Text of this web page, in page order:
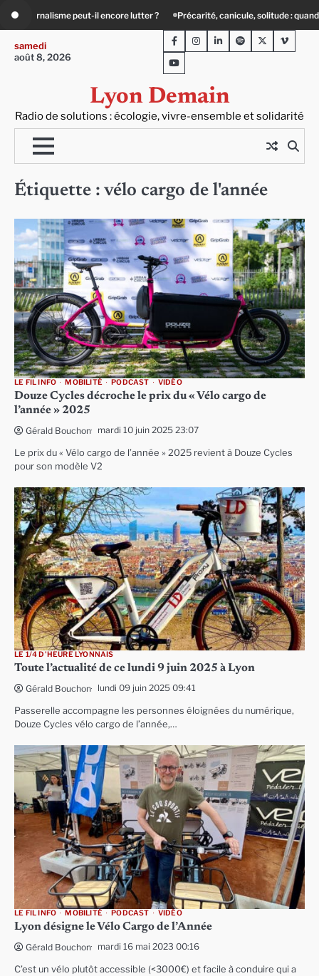
content
lutter ? Précarité, canicule, solitude : quand le lien social devient essentiel
samedi
août 8, 2026
Lyon Demain
Radio de solutions : écologie, vivre-ensemble et solidarité
FacebookInstagram
LinkedInSpotifyTwitterViméo
Youtube
Étiquette : vélo cargo de l'année
LE FIL INFO MOBILITÉ PODCAST VIDÉO
Douze Cycles décroche le prix du « Vélo cargo de
l’année » 2025
Gérald Bouchon mardi 10 juin 2025 23:07
Le prix du « Vélo cargo de l’année » 2025 revient à Douze Cycles
pour son modèle V2
LE 1/4 D'HEURE LYONNAIS
Toute l’actualité de ce lundi 9 juin 2025 à Lyon
Gérald Bouchon lundi 09 juin 2025 09:41
Passerelle accompagne les personnes éloignées du numérique,
Douze Cycles vélo cargo de l’année,…
LE FIL INFO MOBILITÉ PODCAST VIDÉO
Lyon désigne le Vélo Cargo de l’Année
Gérald Bouchon mardi 16 mai 2023 00:16
C’est un vélo plutôt accessible (<3000€) et facile à conduire qui a